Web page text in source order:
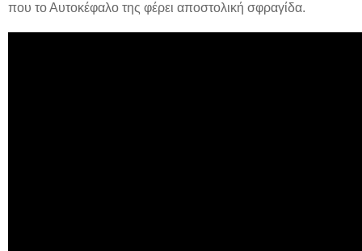
που το Αυτοκέφαλο της φέρει αποστολική σφραγίδα.